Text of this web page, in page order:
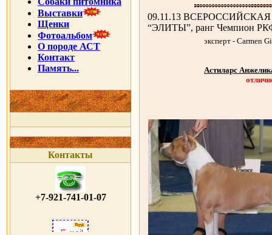
Выставки
Щенки
Фотоальбом
О породе АСТ
Контакт
Память...
Контакты
+7-921-741-01-07
09.11.13
“ЭЛИТЫ”, ранг Чемпион
эксперт - Carmen
Астиларс